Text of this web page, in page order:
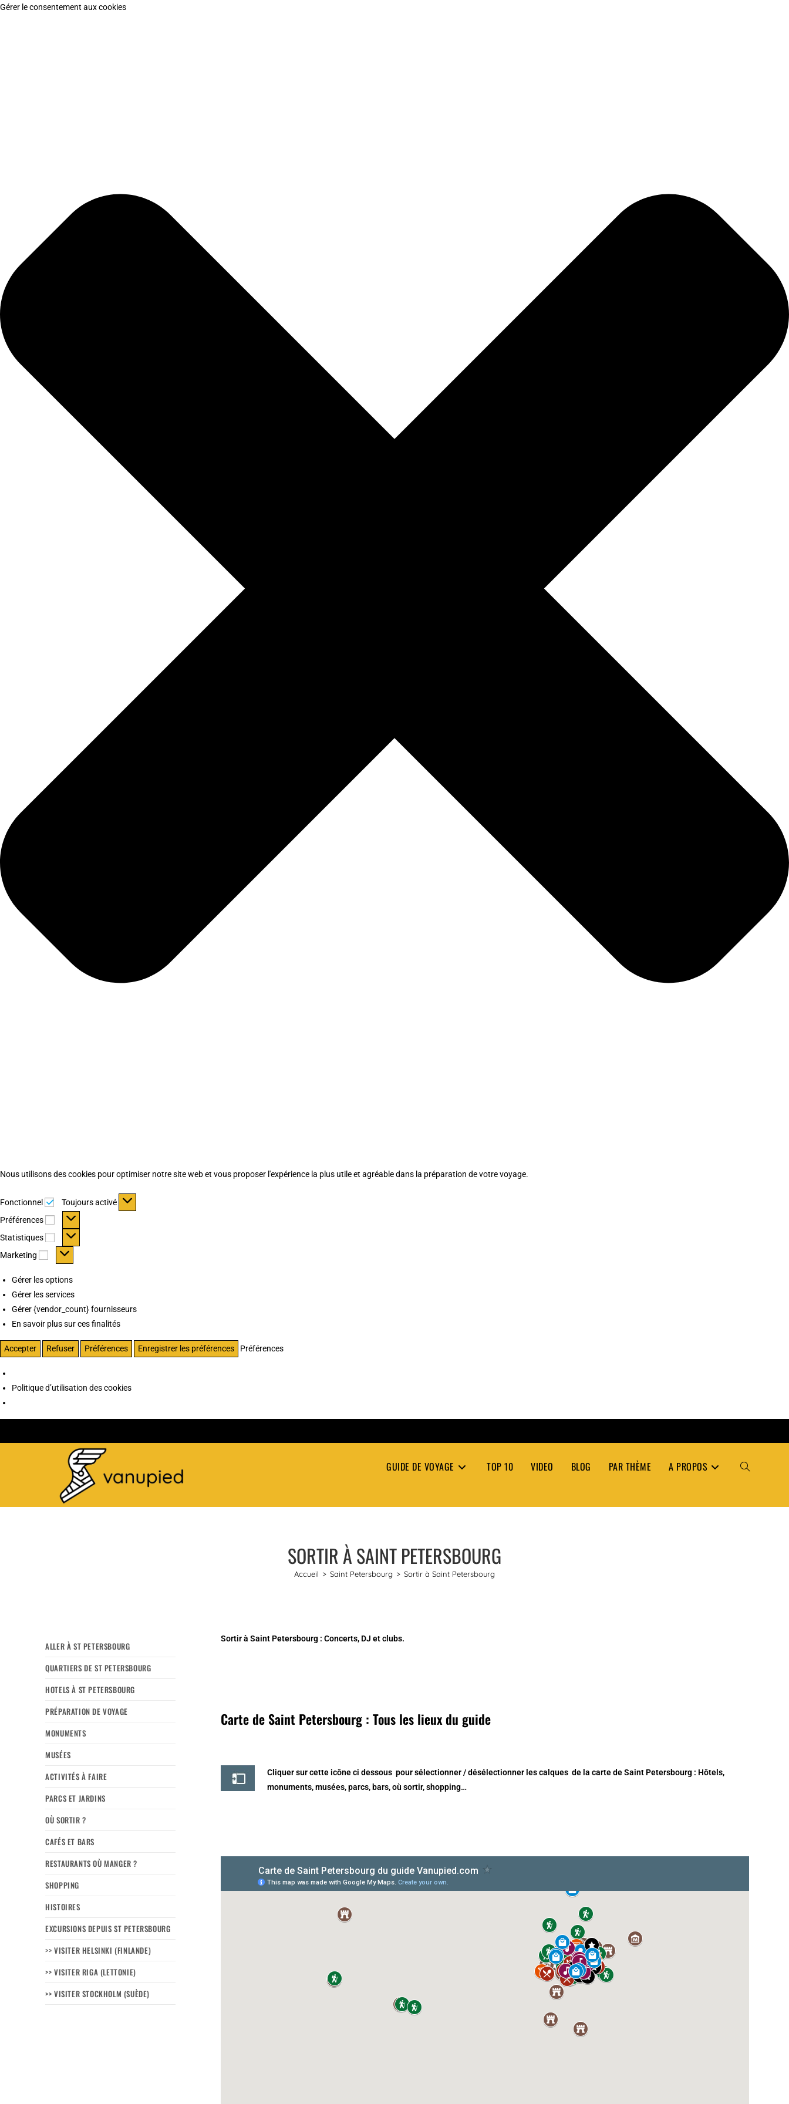
Gérer le consentement aux cookies
Nous utilisons des cookies pour optimiser notre site web et vous proposer l'expérience la plus utile et agréable dans la préparation de votre voyage.
Fonctionnel Fonctionnel
Toujours activé
Préférences
Préférences
Statistiques Statistiques
Marketing Marketing
Gérer les options
Gérer les services
Gérer {vendor_count} fournisseurs
En savoir plus sur ces finalités
Accepter Refuser Préférences Enregistrer les préférences Préférences
Politique d’utilisation des cookies
GUIDE DE VOYAGE TOP 10 VIDEO BLOG PAR THÈME A PROPOS TOGGLE
SORTIR À SAINT PETERSBOURG
Accueil > Saint Petersbourg > Sortir à Saint Petersbourg
Sortir à Saint Petersbourg : Concerts, DJ et clubs.
Carte de Saint Petersbourg : Tous les lieux du guide
Cliquer sur cette icône ci dessous pour sélectionner / désélectionner les calques de lacarte de Saint Petersbourg : Hôtels,
monuments, musées, parcs, bars, où sortir, shopping…
ALLER À ST PETERSBOURG
QUARTIERS DE ST PETERSBOURG
HOTELS À ST PETERSBOURG
PRÉPARATION DE VOYAGE
MONUMENTS
MUSÉES
ACTIVITÉS À FAIRE
PARCS ET JARDINS
OÙ SORTIR ?
CAFÉS ET BARS
RESTAURANTS OÙ MANGER ?
SHOPPING
HISTOIRES
EXCURSIONS DEPUIS ST PETERSBOURG
>> VISITER HELSINKI (FINLANDE)
>> VISITER RIGA (LETTONIE)
>> VISITER STOCKHOLM (SUÈDE)